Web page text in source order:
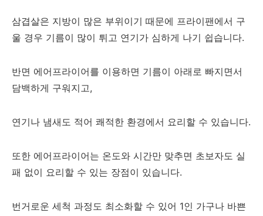
삼겹살은 지방이 많은 부위이기 때문에 프라이팬에서 구
울 경우 기름이 많이 튀고 연기가 심하게 나기 쉽습니다.
반면 에어프라이어를 이용하면 기름이 아래로 빠지면서
담백하게 구워지고,
연기나 냄새도 적어 쾌적한 환경에서 요리할 수 있습니다.
또한 에어프라이어는 온도와 시간만 맞추면 초보자도 실
패 없이 요리할 수 있는 장점이 있습니다.
번거로운 세척 과정도 최소화할 수 있어 1인 가구나 바쁜